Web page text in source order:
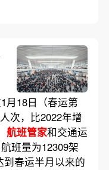
月18日（春运第
次，比2022年增
航班管家和交通运
班量为12309架
到春运半月以来的